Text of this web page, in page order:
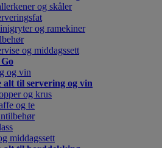
og skåler
og ramekiner
og middagssett
og vin
alt til servering og vin
og krus
og te
middagssett